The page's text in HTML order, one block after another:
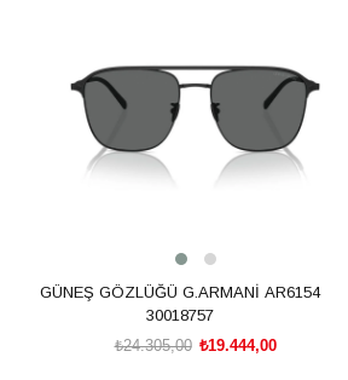
GÜNEŞ GÖZLÜĞÜ G.ARMANİ AR6154
30018757
₺19.444,00
₺24.305,00